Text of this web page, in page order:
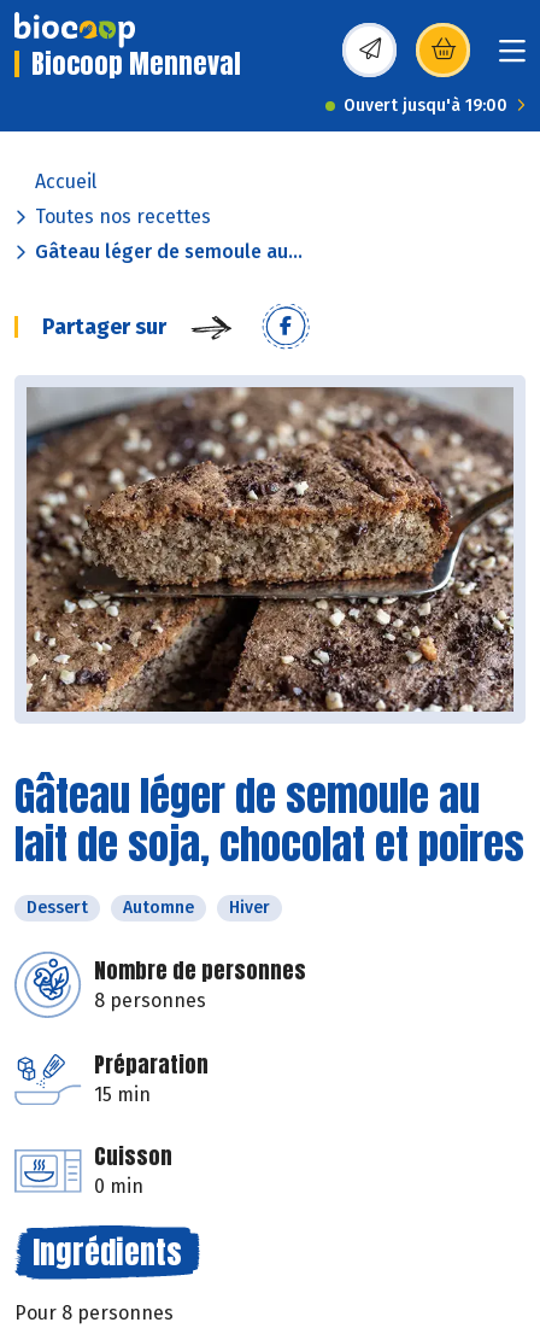
Biocoop Menneval (s’ouvre dans une
Ouvert jusqu'à 19:00
Accueil
Toutes nos recettes
Gâteau léger de semoule au...
Partager sur
Gâteau léger de semoule au
lait de soja, chocolat et poires
Dessert Automne Hiver
Nombre de personnes
8 personnes
Préparation
15 min
Cuisson
0 min
Ingrédients
Pour 8 personnes